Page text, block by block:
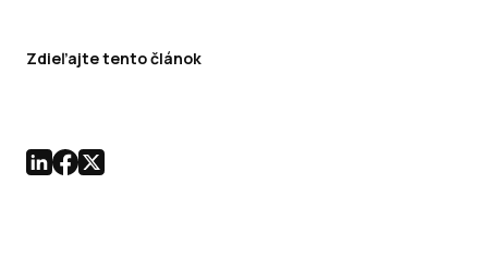
Zdieľajte tento článok